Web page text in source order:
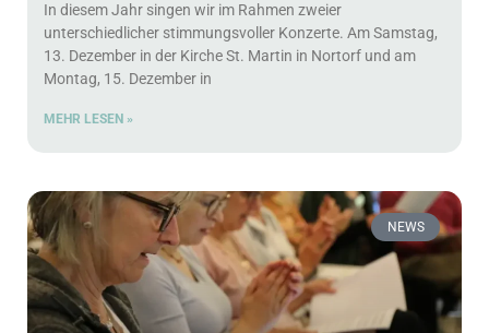
In diesem Jahr singen wir im Rahmen zweier
unterschiedlicher stimmungsvoller Konzerte. Am Samstag,
13. Dezember in der Kirche St. Martin in Nortorf und am
Montag, 15. Dezember in
MEHR LESEN »
NEWS